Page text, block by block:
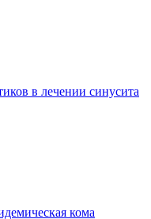
в лечении синусита
кома